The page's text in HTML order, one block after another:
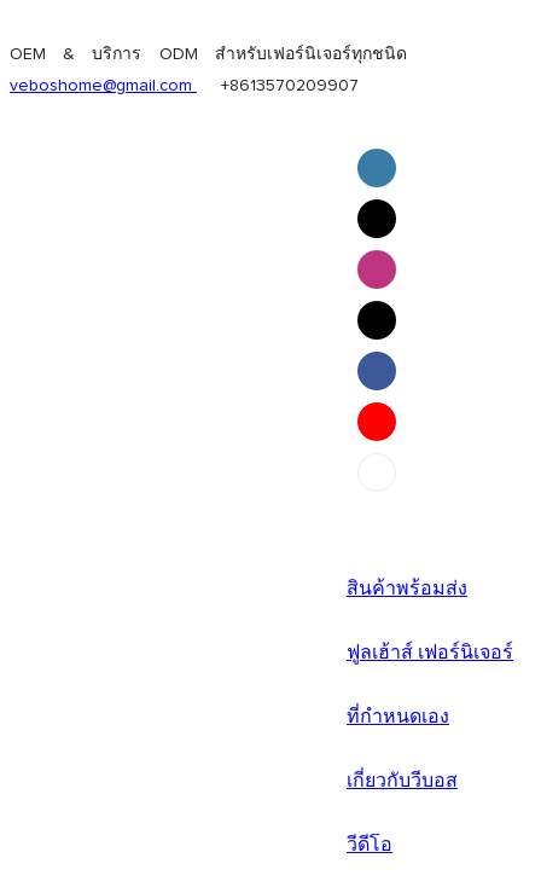
OEM & บริการ ODM สำหรับเฟอร์นิเจอร์ทุกชนิด
veboshome@gmail.com
+8613570209907
English
Pilipino
ภาษาไทย
日语
italiano
français
العربية
สินค้าพร้อมส่ง
ฟูลเฮ้าส์ เฟอร์นิเจอร์
ที่กำหนดเอง
เกี่ยวกับวีบอส
วีดีโอ